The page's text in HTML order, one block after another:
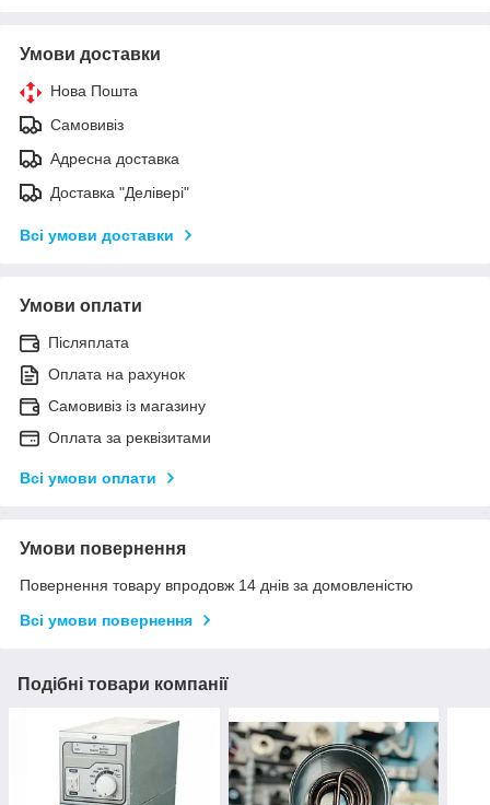
Умови доставки
Нова Пошта
Самовивіз
Адресна доставка
Доставка "Делівері"
Всі умови доставки
Умови оплати
Післяплата
Оплата на рахунок
Самовивіз із магазину
Оплата за реквізитами
Всі умови оплати
Умови повернення
Повернення товару впродовж 14 днів за домовленістю
Всі умови повернення
Подібні товари компанії